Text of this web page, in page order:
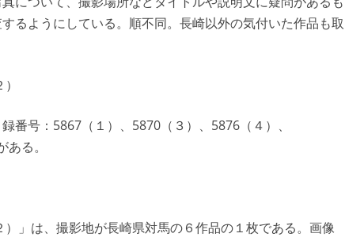
るようにしている。順不同。長崎以外の気付いた作品も取
番号：5867（１）、5870（３）、5876（４）、
る。
」は、撮影地が長崎県対馬の６作品の１枚である。画像